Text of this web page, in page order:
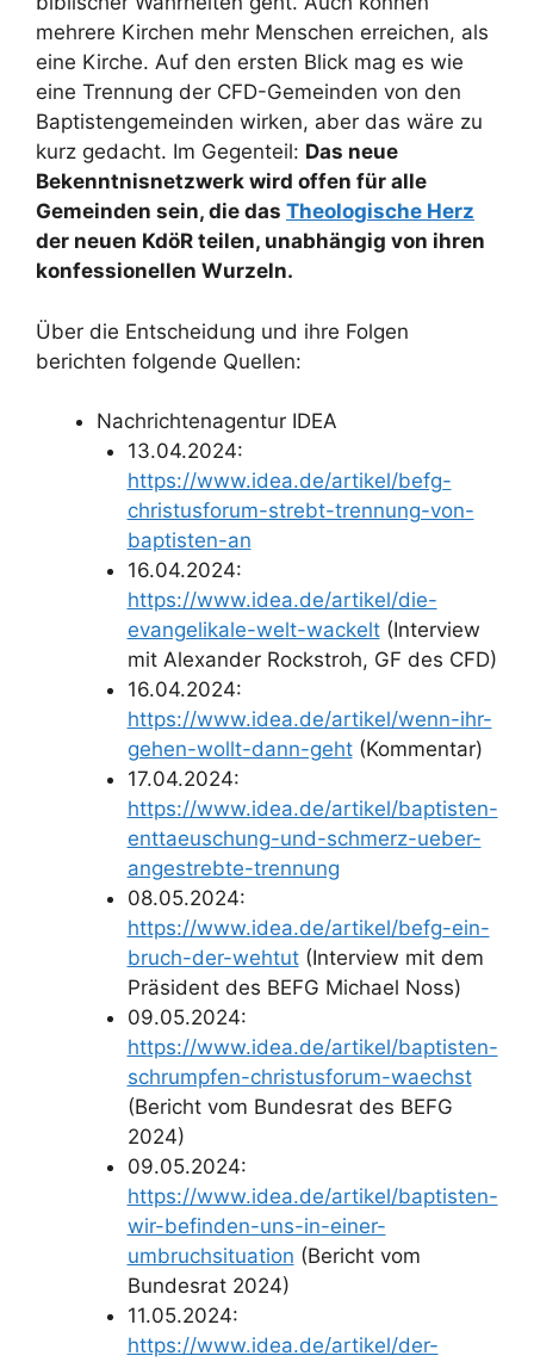
mehrere Kirchen mehr Menschen erreichen, als
eine Kirche. Auf den ersten Blick mag es wie
eine Trennung der CFD-Gemeinden von den
Baptistengemeinden wirken, aber das wäre zu
kurz gedacht. Im Gegenteil: Das neue
Bekenntnisnetzwerk wird offen für alle
Gemeinden sein, die das Theologische Herz
der neuen KdöR teilen, unabhängig von ihren
konfessionellen Wurzeln.
Über die Entscheidung und ihre Folgen
berichten folgende Quellen:
Nachrichtenagentur IDEA
13.04.2024:
https://www.idea.de/artikel/befg-
christusforum-strebt-trennung-von-
baptisten-an
16.04.2024:
https://www.idea.de/artikel/die-
evangelikale-welt-wackelt(Interview
mit Alexander Rockstroh, GF des CFD)
16.04.2024:
https://www.idea.de/artikel/wenn-ihr-
gehen-wollt-dann-geht(Kommentar)
17.04.2024:
https://www.idea.de/artikel/baptisten-
enttaeuschung-und-schmerz-ueber-
angestrebte-trennung
08.05.2024:
https://www.idea.de/artikel/befg-ein-
bruch-der-wehtut(Interview mit dem
Präsident des BEFG Michael Noss)
09.05.2024:
https://www.idea.de/artikel/baptisten-
schrumpfen-christusforum-waechst
(Bericht vom Bundesrat des BEFG
2024)
09.05.2024:
https://www.idea.de/artikel/baptisten-
wir-befinden-uns-in-einer-
umbruchsituation (Bericht vom
Bundesrat 2024)
11.05.2024:
https://www.idea.de/artikel/der-